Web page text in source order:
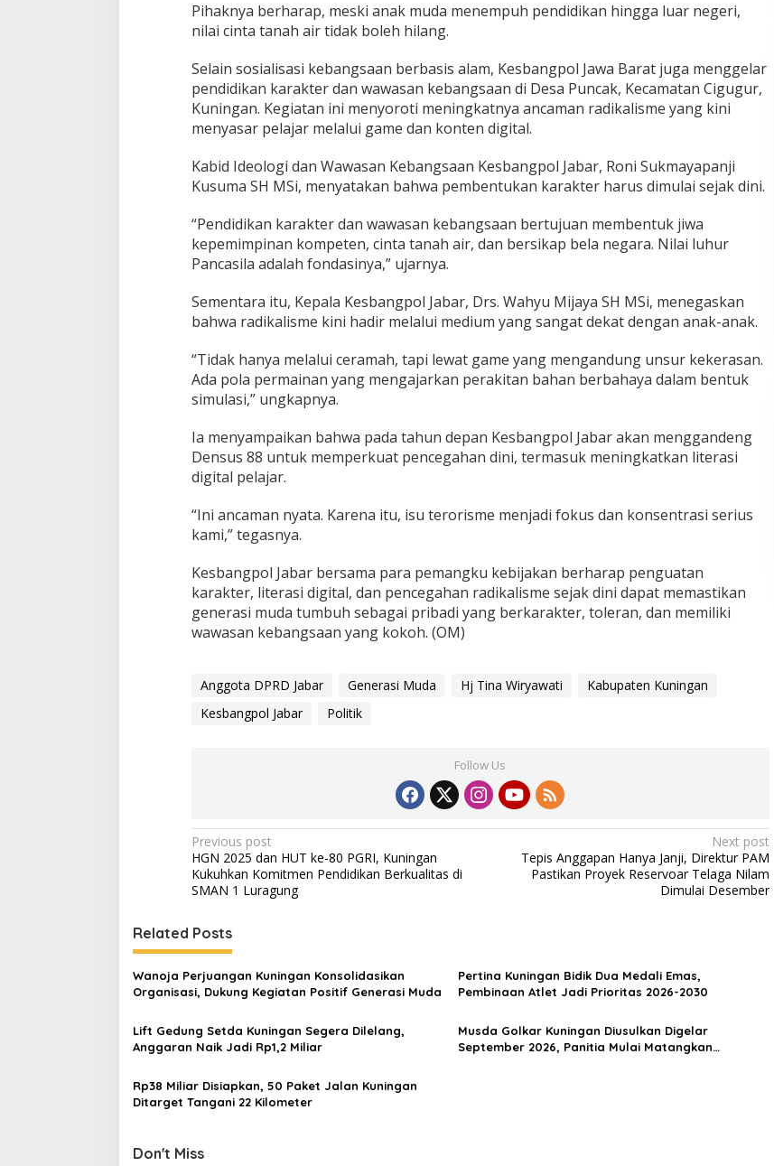
Pihaknya berharap, meski anak muda menempuh pendidikan hingga luar negeri,
nilai cinta tanah air tidak boleh hilang.
Selain sosialisasi kebangsaan berbasis alam, Kesbangpol Jawa Barat juga menggelar
pendidikan karakter dan wawasan kebangsaan di Desa Puncak, Kecamatan Cigugur,
Kuningan. Kegiatan ini menyoroti meningkatnya ancaman radikalisme yang kini
menyasar pelajar melalui game dan konten digital.
Kabid Ideologi dan Wawasan Kebangsaan Kesbangpol Jabar, Roni Sukmayapanji
Kusuma SH MSi, menyatakan bahwa pembentukan karakter harus dimulai sejak dini.
“Pendidikan karakter dan wawasan kebangsaan bertujuan membentuk jiwa
kepemimpinan kompeten, cinta tanah air, dan bersikap bela negara. Nilai luhur
Pancasila adalah fondasinya,” ujarnya.
Sementara itu, Kepala Kesbangpol Jabar, Drs. Wahyu Mijaya SH MSi, menegaskan
bahwa radikalisme kini hadir melalui medium yang sangat dekat dengan anak-anak.
“Tidak hanya melalui ceramah, tapi lewat game yang mengandung unsur kekerasan.
Ada pola permainan yang mengajarkan perakitan bahan berbahaya dalam bentuk
simulasi,” ungkapnya.
Ia menyampaikan bahwa pada tahun depan Kesbangpol Jabar akan menggandeng
Densus 88 untuk memperkuat pencegahan dini, termasuk meningkatkan literasi
digital pelajar.
“Ini ancaman nyata. Karena itu, isu terorisme menjadi fokus dan konsentrasi serius
kami,” tegasnya.
Kesbangpol Jabar bersama para pemangku kebijakan berharap penguatan
karakter, literasi digital, dan pencegahan radikalisme sejak dini dapat memastikan
generasi muda tumbuh sebagai pribadi yang berkarakter, toleran, dan memiliki
wawasan kebangsaan yang kokoh. (OM)
Anggota DPRD Jabar Generasi Muda Hj Tina Wiryawati
Kabupaten Kuningan
Kesbangpol Jabar
Politik
Follow Us
Post
navigation
Previous post
HGN 2025 dan HUT ke-80 PGRI, Kuningan
Kukuhkan Komitmen Pendidikan Berkualitas di
SMAN 1 Luragung
Next post
Tepis Anggapan Hanya Janji, Direktur PAM
Pastikan Proyek Reservoar Telaga Nilam
Dimulai Desember
Related Posts
Wanoja Perjuangan Kuningan Konsolidasikan
Organisasi, Dukung Kegiatan Positif Generasi Muda
Pertina Kuningan Bidik Dua Medali Emas,
Pembinaan Atlet Jadi Prioritas 2026-2030
Lift Gedung Setda Kuningan Segera Dilelang,
Anggaran Naik Jadi Rp1,2 Miliar
Musda Golkar Kuningan Diusulkan Digelar
September 2026, Panitia Mulai Matangkan
Rp38 Miliar Disiapkan, 50 Paket Jalan Kuningan
Ditarget Tangani 22 Kilometer
Don't Miss
Hati Masyarakat, Dewas Dorong